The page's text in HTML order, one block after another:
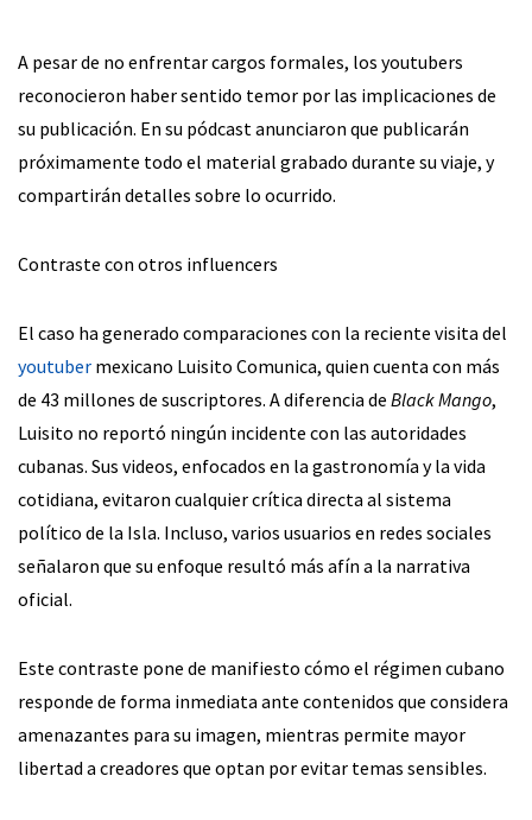
A pesar de no enfrentar cargos formales, los youtubers
reconocieron haber sentido temor por las implicaciones de
su publicación. En su pódcast anunciaron que publicarán
próximamente todo el material grabado durante su viaje, y
compartirán detalles sobre lo ocurrido.
Contraste con otros influencers
El caso ha generado comparaciones con la reciente visita del
youtuber mexicano Luisito Comunica, quien cuenta con más
de 43 millones de suscriptores. A diferencia de Black Mango,
Luisito no reportó ningún incidente con las autoridades
cubanas. Sus videos, enfocados en la gastronomía y la vida
cotidiana, evitaron cualquier crítica directa al sistema
político de la Isla. Incluso, varios usuarios en redes sociales
señalaron que su enfoque resultó más afín a la narrativa
oficial.
Este contraste pone de manifiesto cómo el régimen cubano
responde de forma inmediata ante contenidos que considera
amenazantes para su imagen, mientras permite mayor
libertad a creadores que optan por evitar temas sensibles.